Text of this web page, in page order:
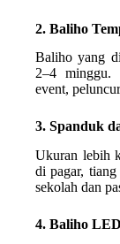
2. Baliho
Baliho yang
2–4 minggu.
event,
3. Spanduk
Ukuran lebih
di pagar,
sekolah dan
4. Baliho